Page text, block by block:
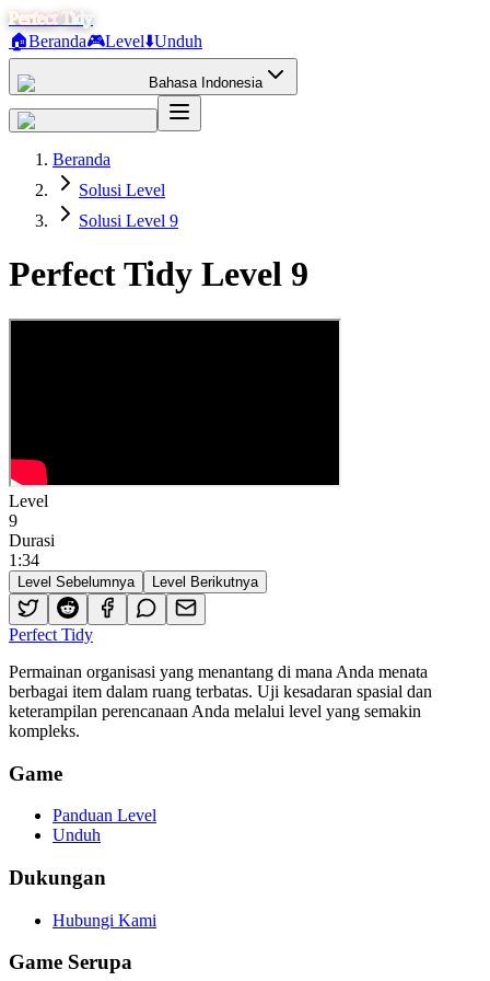
Perfect Tidy
🏠Beranda🎮Level⬇️Unduh
Bahasa Indonesia
Beranda
Solusi Level
Solusi Level 9
Perfect Tidy Level 9
Level
9
Durasi
1 :34
Level Sebelumnya Level Berikutnya
Perfect Tidy
Permainan organisasi yang menantang di mana Anda menata
berbagai item dalam ruang terbatas. Uji kesadaran spasial dan
keterampilan perencanaan Anda melalui level yang semakin
kompleks.
Game
Panduan Level
Unduh
Dukungan
Hubungi Kami
Game Serupa